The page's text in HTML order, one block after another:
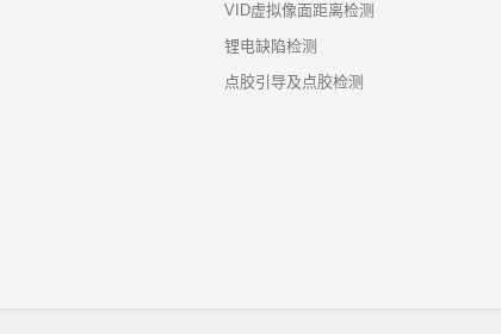
VID虚拟像面距离检测
锂电缺陷检测
点胶引导及点胶检测